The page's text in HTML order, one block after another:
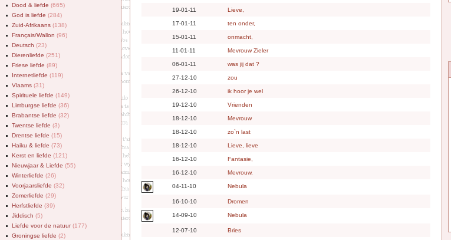
19-01-11 Lieve,
17-01-11 ten onder,
15-01-11 onmacht,
11-01-11 Mevrouw Zieler
06-01-11 was jij dat ?
27-12-10 zou
26-12-10 ik hoor je wel
19-12-10 Vrienden
18-12-10 Mevrouw
18-12-10 zo`n last
18-12-10 Lieve, lieve
16-12-10 Fantasie,
16-12-10 Mevrouw,
04-11-10 Nebula
16-10-10 Dromen
14-09-10 Nebula
12-07-10 Bries
Dood & liefde (665)
God is liefde (284)
Zuid-Afrikaans (138)
Français/Wallon (96)
Deutsch (23)
Dierenliefde (251)
Friese liefde (89)
Internetliefde (119)
Vlaams (31)
Spirituele liefde (149)
Limburgse liefde (36)
Brabantse liefde (32)
Twentse liefde (3)
Drentse liefde (15)
Haiku & liefde (73)
Kerst en liefde (121)
Nieuwjaar & Liefde (55)
Winterliefde (26)
Voorjaarsliefde (32)
Zomerliefde (29)
Herfstliefde (39)
Jiddisch (5)
Liefde voor de natuur(177)
Groningse liefde (2)